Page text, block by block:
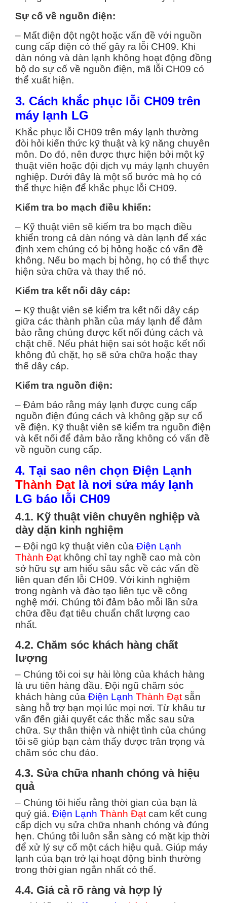
Sự cố về nguồn điện:
– Mất điện đột ngột hoặc vấn đề với nguồn
cung cấp điện có thể gây ra lỗi CH09. Khi
dàn nóng và dàn lạnh không hoạt động đồng
bộ do sự cố về nguồn điện, mã lỗi CH09 có
thể xuất hiện.
3. Cách khắc phục lỗi CH09 trên
máy lạnh LG
Khắc phục lỗi CH09 trên máy lạnh thường
đòi hỏi kiến thức kỹ thuật và kỹ năng chuyên
môn. Do đó, nên được thực hiện bởi một kỹ
thuật viên hoặc đội dịch vụ máy lạnh chuyên
nghiệp. Dưới đây là một số bước mà họ có
thể thực hiện để khắc phục lỗi CH09.
Kiểm tra bo mạch điều khiển:
– Kỹ thuật viên sẽ kiểm tra bo mạch điều
khiển trong cả dàn nóng và dàn lạnh để xác
định xem chúng có bị hỏng hoặc có vấn đề
không. Nếu bo mạch bị hỏng, họ có thể thực
hiện sửa chữa và thay thế nó.
Kiểm tra kết nối dây cáp:
– Kỹ thuật viên sẽ kiểm tra kết nối dây cáp
giữa các thành phần của máy lạnh để đảm
bảo rằng chúng được kết nối đúng cách và
chặt chẽ. Nếu phát hiện sai sót hoặc kết nối
không đủ chặt, họ sẽ sửa chữa hoặc thay
thế dây cáp.
Kiểm tra nguồn điện:
– Đảm bảo rằng máy lạnh được cung cấp
nguồn điện đúng cách và không gặp sự cố
về điện. Kỹ thuật viên sẽ kiểm tra nguồn điện
và kết nối để đảm bảo rằng không có vấn đề
về nguồn cung cấp.
4. Tại sao nên chọn Điện Lạnh
Thành Đạt là nơi sửa máy lạnh
LG báo lỗi CH09
4.1. Kỹ thuật viên chuyên nghiệp và
dày dặn kinh nghiệm
– Đội ngũ kỹ thuật viên của Điện Lạnh
Thành Đạtkhông chỉ tay nghề cao mà còn
sở hữu sự am hiểu sâu sắc về các vấn đề
liên quan đến lỗi CH09. Với kinh nghiệm
trong ngành và đào tạo liên tục về công
nghệ mới. Chúng tôi đảm bảo mỗi lần sửa
chữa đều đạt tiêu chuẩn chất lượng cao
nhất.
4.2. Chăm sóc khách hàng chất
lượng
– Chúng tôi coi sự hài lòng của khách hàng
là ưu tiên hàng đầu. Đội ngũ chăm sóc
khách hàng của Điện Lạnh Thành Đạtsẵn
sàng hỗ trợ bạn mọi lúc mọi nơi. Từ khâu tư
vấn đến giải quyết các thắc mắc sau sửa
chữa. Sự thân thiện và nhiệt tình của chúng
tôi sẽ giúp bạn cảm thấy được trân trọng và
chăm sóc chu đáo.
4.3. Sửa chữa nhanh chóng và hiệu
quả
– Chúng tôi hiểu rằng thời gian của bạn là
quý giá. Điện Lạnh Thành Đạtcam kết cung
cấp dịch vụ sửa chữa nhanh chóng và đúng
hẹn. Chúng tôi luôn sẵn sàng có mặt kịp thời
để xử lý sự cố một cách hiệu quả. Giúp máy
lạnh của bạn trở lại hoạt động bình thường
trong thời gian ngắn nhất có thể.
4.4. Giá cả rõ ràng và hợp lý